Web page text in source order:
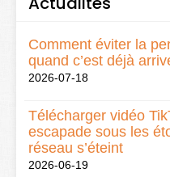
Comment éviter la
quand c’est déjà
2026-07-18
Télécharger vidéo
escapade sous les
réseau s’éteint
2026-06-19